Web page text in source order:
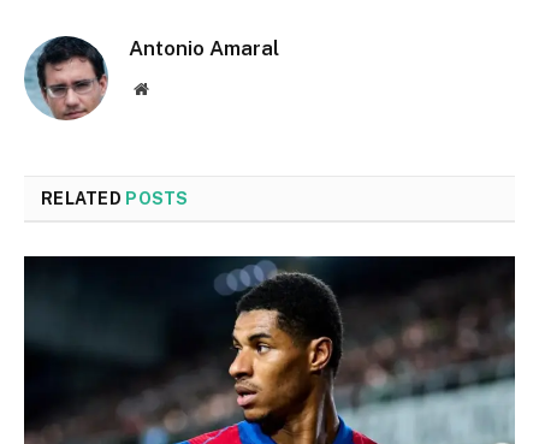
Antonio Amaral
Website
RELATED POSTS